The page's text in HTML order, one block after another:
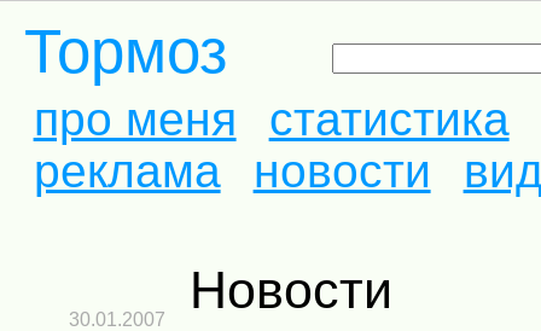
Тормоз
про меня
статистика
реклама
новости
Новости
30.01.2007